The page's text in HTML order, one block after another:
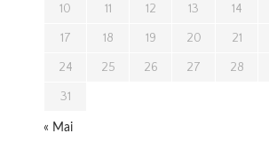
10 11 12 13 14
17 18 19 20 21
24 25 26 27 28
31
« Mai